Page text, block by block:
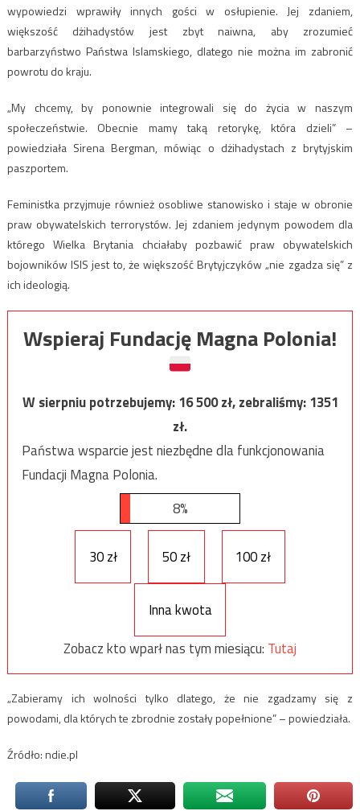
wypowiedzi wprawiły innych gości w osłupienie. Jej zdaniem,
większość dżihadystów jest zbyt naiwna, aby zrozumieć
barbarzyństwo Państwa Islamskiego, dlatego nie można im zabronić
powrotu do kraju.
„My chcemy, by ponownie integrowali się do życia w naszym
społeczeństwie. Obecnie mamy taką retorykę, która dzieli” –
powiedziała Sirena Bergman, mówiąc o dżihadystach z brytyjskim
paszportem.
Feministka przyjmuje również osobliwe stanowisko i staje w obronie
praw obywatelskich terrorystów. Jej zdaniem jedynym powodem dla
którego Wielka Brytania chciałaby pozbawić praw obywatelskich
bojowników ISIS jest to, że większość Brytyjczyków „nie zgadza się” z
ich ideologią.
Wspieraj Fundację Magna Polonia!
W sierpniu potrzebujemy:16 500zł, zebraliśmy:1351
zł.
Państwa wsparcie jest niezbędne dla funkcjonowania
Fundacji Magna Polonia.
8%
30 zł 50 zł 100 zł
Inna kwota
Zobacz kto wparł nas tym miesiącu: Tutaj
„Zabieramy ich wolności tylko dlatego, że nie zgadzamy się z
powodami, dla których te zbrodnie zostały popełnione” – powiedziała.
Źródło: ndie.pl